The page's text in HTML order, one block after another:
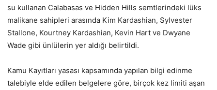
su kullanan Calabasas ve Hidden Hills semtlerindeki lüks
malikane sahipleri arasında Kim Kardashian, Sylvester
Stallone, Kourtney Kardashian, Kevin Hart ve Dwyane
Wade gibi ünlülerin yer aldığı belirtildi.
Kamu Kayıtları yasası kapsamında yapılan bilgi edinme
talebiyle elde edilen belgelere göre, birçok kez limiti aşan